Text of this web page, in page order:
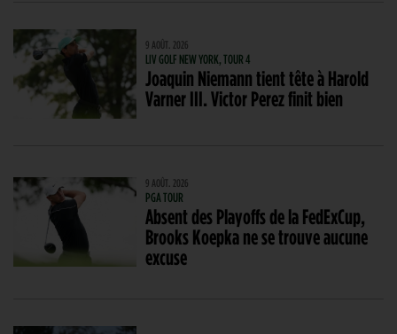
9 AOÛT. 2026
LIV GOLF NEW YORK, TOUR 4
Joaquin Niemann tient tête à Harold
Varner III. Victor Perez finit bien
9 AOÛT. 2026
PGA TOUR
Absent des Playoffs de la FedExCup,
Brooks Koepka ne se trouve aucune
excuse